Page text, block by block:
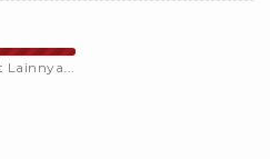
Lainnya...